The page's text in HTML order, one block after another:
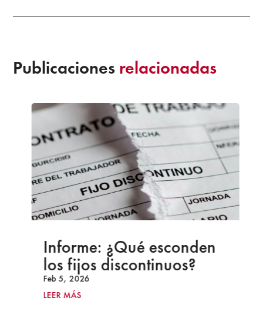
Publicaciones relacionadas
Informe: ¿Qué esconden
los fijos discontinuos?
Feb 5, 2026
LEER MÁS